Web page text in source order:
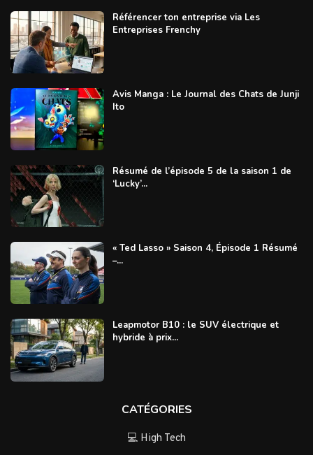
Référencer ton entreprise via Les
Entreprises Frenchy
Avis Manga : Le Journal des Chats de Junji
Ito
Résumé de l’épisode 5 de la saison 1 de
‘Lucky’...
« Ted Lasso » Saison 4, Épisode 1 Résumé
–...
Leapmotor B10 : le SUV électrique et
hybride à prix...
CATÉGORIES
💻 High Tech